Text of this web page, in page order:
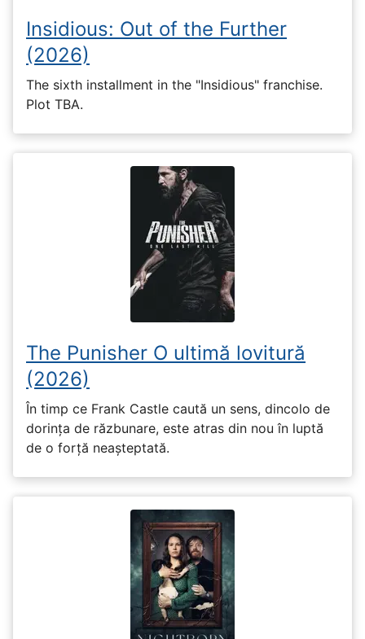
Insidious: Out of the Further
(2026)
The sixth installment in the "Insidious" franchise.
Plot TBA.
The Punisher O ultimă lovitură
(2026)
În timp ce Frank Castle caută un sens, dincolo de
dorința de răzbunare, este atras din nou în luptă
de o forță neașteptată.